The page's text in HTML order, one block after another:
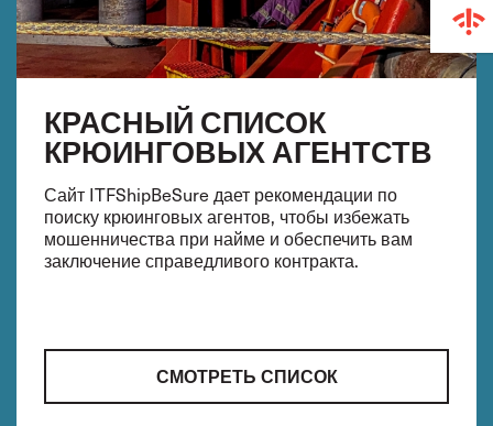
КРАСНЫЙ СПИСОК
КРЮИНГОВЫХ АГЕНТСТВ
Сайт ITFShipBeSure дает рекомендации по
поиску крюинговых агентов, чтобы избежать
мошенничества при найме и обеспечить вам
заключение справедливого контракта.
СМОТРЕТЬ СПИСОК